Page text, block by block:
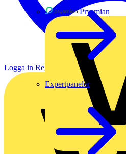
Prysmian
Expertpaneler
Logga in Registrera dig